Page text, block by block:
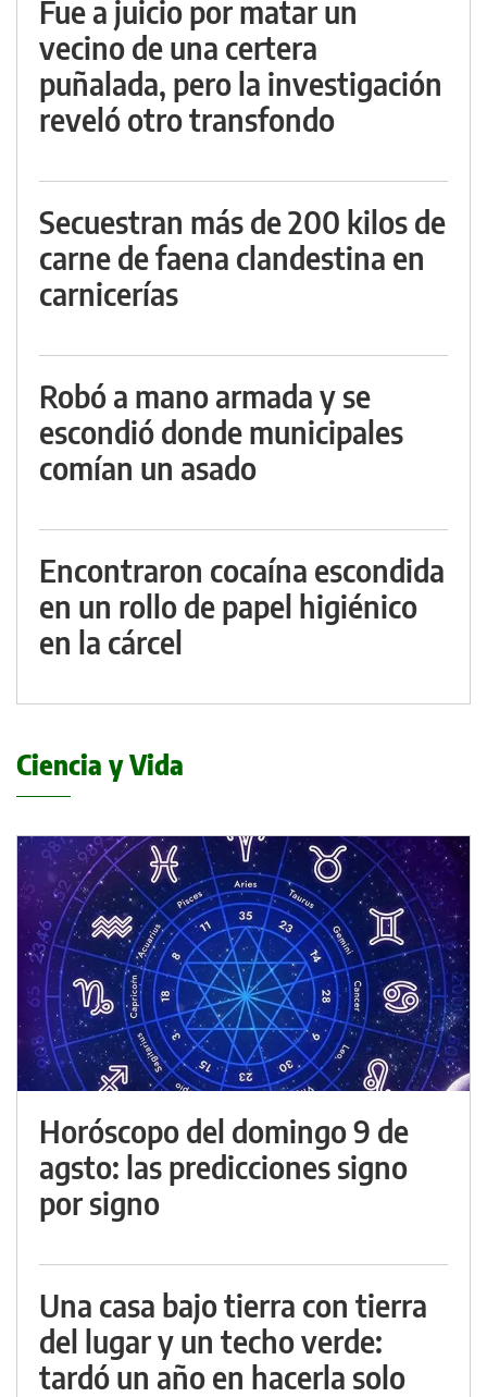
Fue a juicio por matar un
vecino de una certera
puñalada, pero la investigación
reveló otro transfondo
Secuestran más de 200 kilos de
carne de faena clandestina en
carnicerías
Robó a mano armada y se
escondió donde municipales
comían un asado
Encontraron cocaína escondida
en un rollo de papel higiénico
en la cárcel
Ciencia y Vida
Horóscopo del domingo 9 de
agsto: las predicciones signo
por signo
Una casa bajo tierra con tierra
del lugar y un techo verde:
tardó un año en hacerla solo